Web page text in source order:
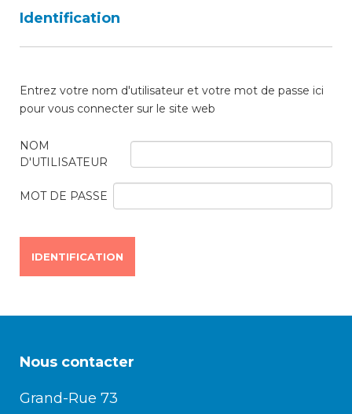
Se connecter à son compte
attestation en ligne, annoncer
un déménagement,
sur les abonnements annuels
de transports publics ou
des cartes CFF, créez ou
connectez-vous à votre
sur l’une des catégories ci-
dessus. Pour effectuer
d’autres démarches
Identification
Entrez votre nom d'utilisateur et votre mot de passe ici
pour vous connecter sur le site web
NOM
D'UTILISATEUR
MOT DE PASSE
Nous contacter
Grand-Rue 73